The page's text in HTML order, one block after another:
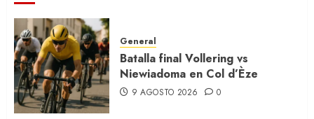
General
Batalla final Vollering vs
Niewiadoma en Col d’Èze
9 AGOSTO 2026 0